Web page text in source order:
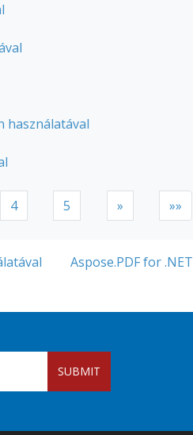
használatával
4 5 » »»
Aspose.PDF for .NET
SUBMIT